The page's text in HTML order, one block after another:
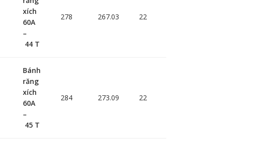
xích
60A
–
44 T
278 267.03 22
Bánh
răng
xích
60A
–
45 T
284 273.09 22